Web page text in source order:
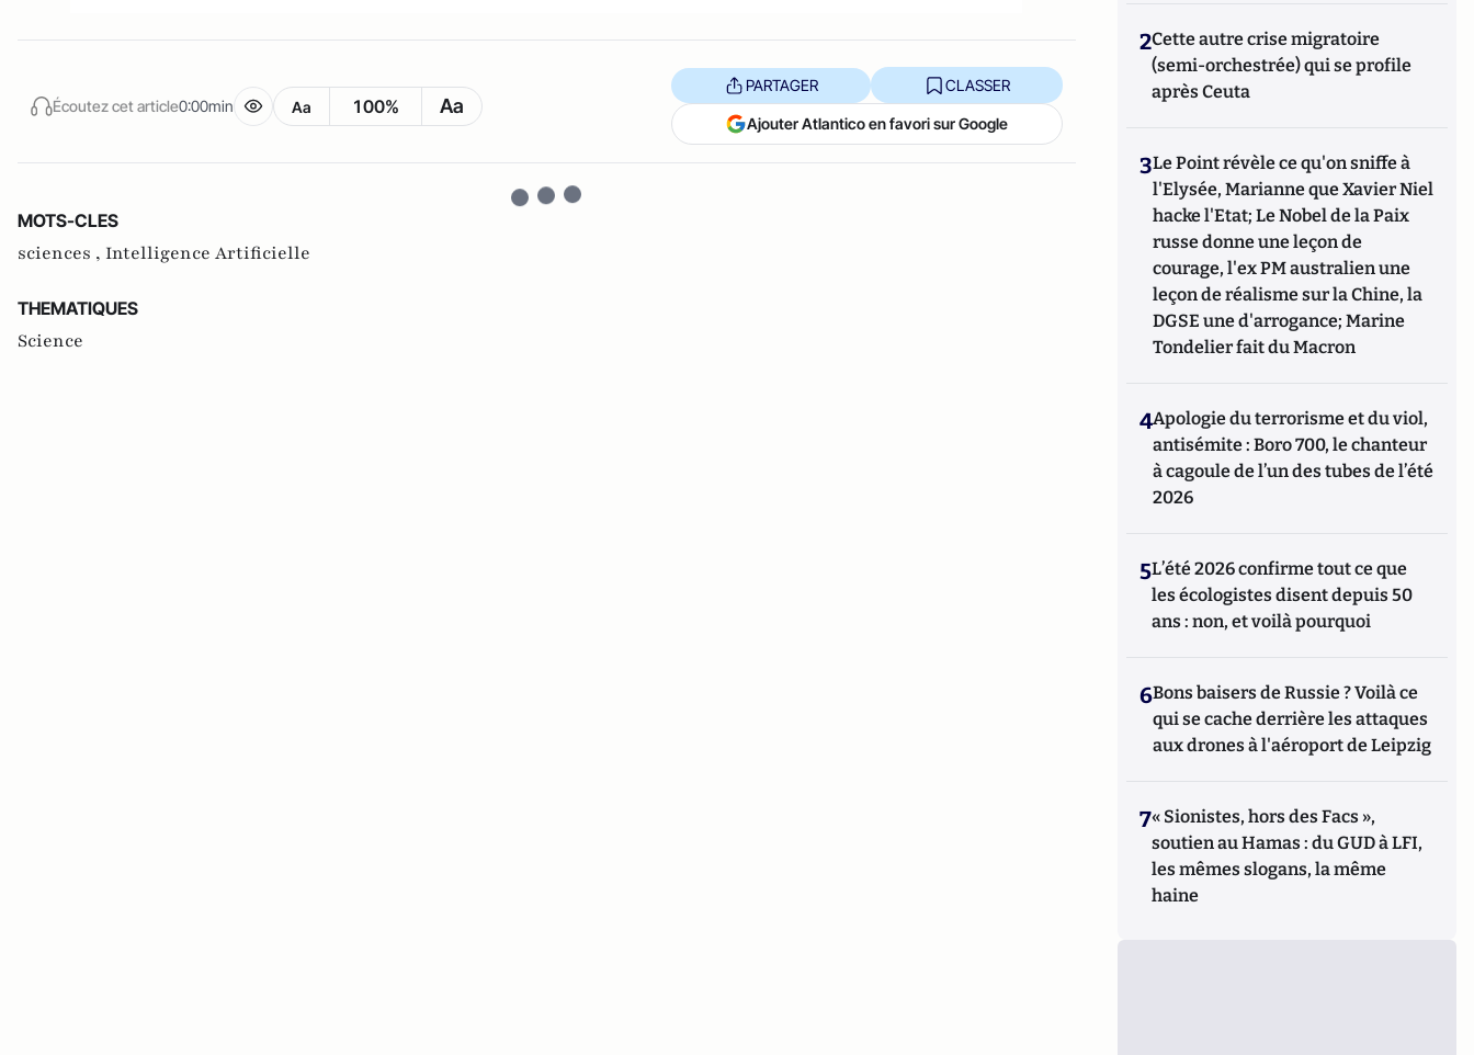
Écoutez cet article0:00min Aa 100% Aa
PARTAGER CLASSER
Ajouter Atlantico en favori sur Google
MOTS-CLES
sciences , Intelligence Artificielle
THEMATIQUES
Science
2Cette autre crise migratoire
(semi-orchestrée) qui se profile
après Ceuta
3Le Point révèle ce qu'on sniffe à
l'Elysée, Marianne que Xavier Niel
hacke l'Etat; Le Nobel de la Paix
russe donne une leçon de
courage, l'ex PM australien une
leçon de réalisme sur la Chine, la
DGSE une d'arrogance; Marine
Tondelier fait du Macron
4Apologie du terrorisme et du viol,
antisémite : Boro 700, le chanteur
à cagoule de l’un des tubes de l’été
2026
5L’été 2026 confirme tout ce que
les écologistes disent depuis 50
ans : non, et voilà pourquoi
6Bons baisers de Russie ? Voilà ce
qui se cache derrière les attaques
aux drones à l'aéroport de Leipzig
7« Sionistes, hors des Facs »,
soutien au Hamas : du GUD à LFI,
les mêmes slogans, la même
haine